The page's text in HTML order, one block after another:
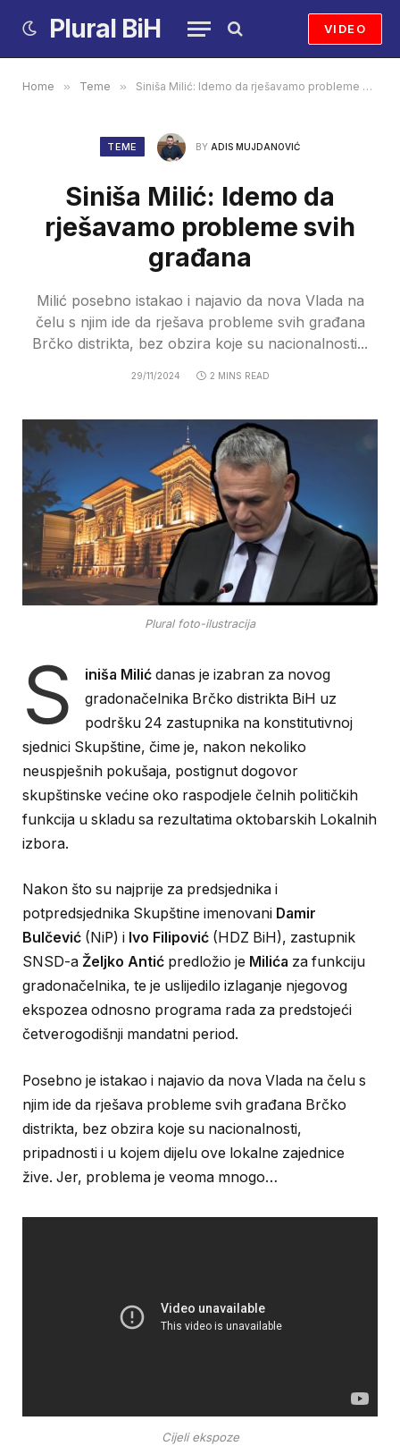
Plural BiH VIDEO
Home » Teme » Siniša Milić: Idemo da rješavamo probleme svih građana
TEME BY ADIS MUJDANOVIĆ
Siniša Milić: Idemo da
rješavamo probleme svih
građana
Milić posebno istakao i najavio da nova Vlada na
čelu s njim ide da rješava probleme svih građana
Brčko distrikta, bez obzira koje su nacionalnosti...
29/11/2024 2 MINS READ
Plural foto-ilustracija
S iniša Milić danas je izabran za novog
gradonačelnika Brčko distrikta BiH uz
podršku 24 zastupnika na konstitutivnoj
sjednici Skupštine, čime je, nakon nekoliko
neuspješnih pokušaja, postignut dogovor
skupštinske većine oko raspodjele čelnih političkih
funkcija u skladu sa rezultatima oktobarskih Lokalnih
izbora.
Nakon što su najprije za predsjednika i
potpredsjednika Skupštine imenovani Damir
Bulčević (NiP) i Ivo Filipović (HDZ BiH), zastupnik
SNSD-a Željko Antić predložio je Milića za funkciju
gradonačelnika, te je uslijedilo izlaganje njegovog
ekspozea odnosno programa rada za predstojeći
četverogodišnji mandatni period.
Posebno je istakao i najavio da nova Vlada na čelu s
njim ide da rješava probleme svih građana Brčko
distrikta, bez obzira koje su nacionalnosti,
pripadnosti i u kojem dijelu ove lokalne zajednice
žive. Jer, problema je veoma mnogo…
Cijeli ekspoze